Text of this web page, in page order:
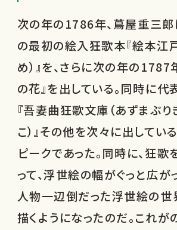
次の年の1786年、蔦屋重三
の最初の絵入狂歌本『絵本江
め）』を、さらに次の年の1787
の花』を出している。同時に
『吾妻曲狂歌文庫（あずまぶり
こ）』その他を次々に出してい
ピークであった。同時に、狂歌
って、浮世絵の幅がぐっと広が
人物一辺倒だった浮世絵の世
描くようになったのだ。これが